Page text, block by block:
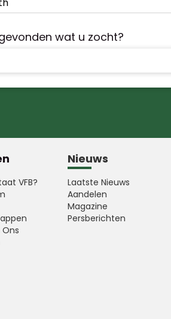
wat u zocht?
VFB?
Nieuws
Laatste Nieuws
Aandelen
Magazine
Persberichten